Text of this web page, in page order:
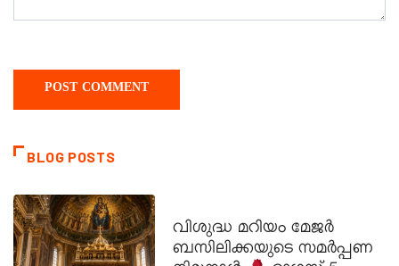
BLOG POSTS
വിശുദ്ധ മറിയം മേജർ
ബസിലിക്കയുടെ സമർപ്പണ